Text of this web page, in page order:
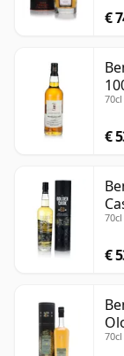
€
70cl
€
70cl
€
70cl